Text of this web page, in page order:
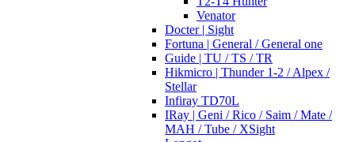
Venator
Docter | Sight
Fortuna | General / General one
Guide | TU / TS / TR
Hikmicro | Thunder 1-2 / Alpex /
Stellar
Infiray TD70L
IRay | Geni / Rico / Saim / Mate /
MAH / Tube / XSight